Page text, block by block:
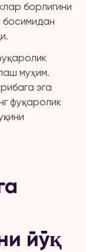
борлигини
босимидан
муҳим.
эга
фуқаролик
йўқ